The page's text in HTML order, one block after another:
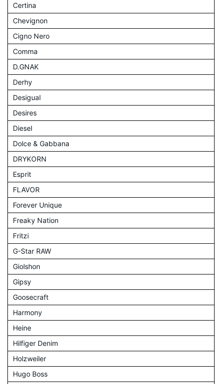
Certina
Chevignon
Cigno Nero
Comma
D.GNAK
Derhy
Desigual
Desires
Diesel
Dolce & Gabbana
DRYKORN
Esprit
FLAVOR
Forever Unique
Freaky Nation
Fritzi
G-Star RAW
Giolshon
Gipsy
Goosecraft
Harmony
Heine
Hilfiger Denim
Holzweiler
Hugo Boss